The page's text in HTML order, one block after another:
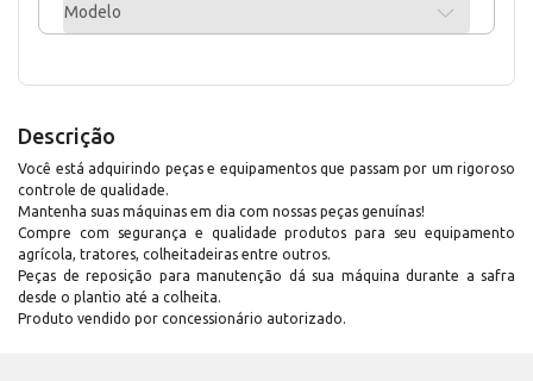
Modelo
Descrição
Você está adquirindo peças e equipamentos que passam por um rigoroso
controle de qualidade.
Mantenha suas máquinas em dia com nossas peças genuínas!
Compre com segurança e qualidade produtos para seu equipamento
agrícola, tratores, colheitadeiras entre outros.
Peças de reposição para manutenção dá sua máquina durante a safra
desde o plantio até a colheita.
Produto vendido por concessionário autorizado.